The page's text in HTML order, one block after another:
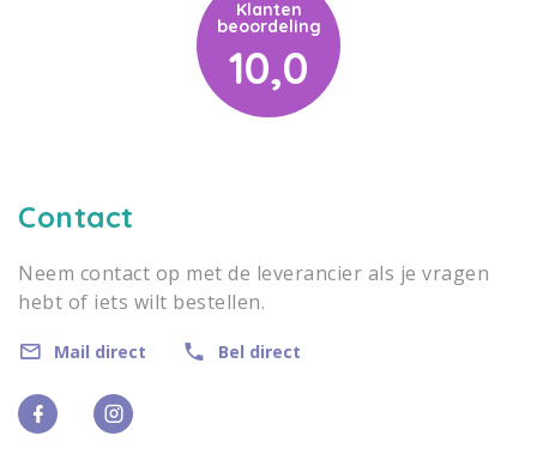
Klanten
beoordeling
10,0
Contact
Neem contact op met de leverancier als je vragen
hebt of iets wilt bestellen.
Mail direct Bel direct